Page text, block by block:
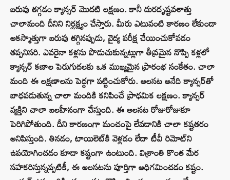
బరువు తగ్గడం క్యాన్సర్ మొదటి లక్షణం. కానీ దురదృష్టవశాత్తు
చాలామంది దీనిని నిర్లక్ష్యం చేస్తారు. మీరు ఎటువంటి కారణం లేకుండా
అకస్మాత్తుగా బరువు తగ్గినప్పుడు, వైద్య పరీక్ష చేయించుకోవడం
తప్పనిసరి. ఎవరైనా కళ్లను పొడుచుకున్నట్లుగా తీవ్రమైన నొప్పి కళ్లలో
క్యాన్సర్ కణాల పెరుగుదలకు ఒక ముఖ్యమైన ప్రారంభ సంకేతం. చాలా
మంది ఈ లక్షణాలను పెద్దగా పట్టించుకోరు. అలసట అనేది క్యాన్సర్‌తో
బాధపడుతున్న చాలా మందికి కనిపించే ప్రాధమిక లక్షణం. క్యాన్సర్
వ్యక్తిని చాలా బలహీనంగా చేస్తుంది. ఈ అలసట రోజురోజుకూ
పెరిగిపోతుంది. దీని కారణంగా మంచంపై లేవడానికి చాలా కష్టతరం
అనిపిస్తుంది. తినడం, టాయిలెట్‌కి వెళ్లడం లేదా టీవీ రిమోట్‌ని
ఉపయోగించడం కూడా కష్టంగా ఉంటుంది. విశ్రాంతి కొంత మేర
సహకరిస్తున్నప్పటికీ, ఈ అలసటను పూర్తిగా అధిగమించడం కష్టం.